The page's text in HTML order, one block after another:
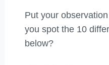
Put your
you spot the 10
below?